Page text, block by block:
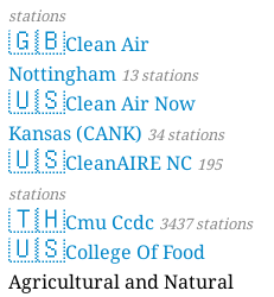
stations
🇬🇧Clean Air
Nottingham 13 stations
🇺🇸Clean Air Now
Kansas (CANK) 34 stations
🇺🇸CleanAIRE NC 195
stations
🇹🇭Cmu Ccdc 3437 stations
🇺🇸College Of Food
Agricultural and Natural